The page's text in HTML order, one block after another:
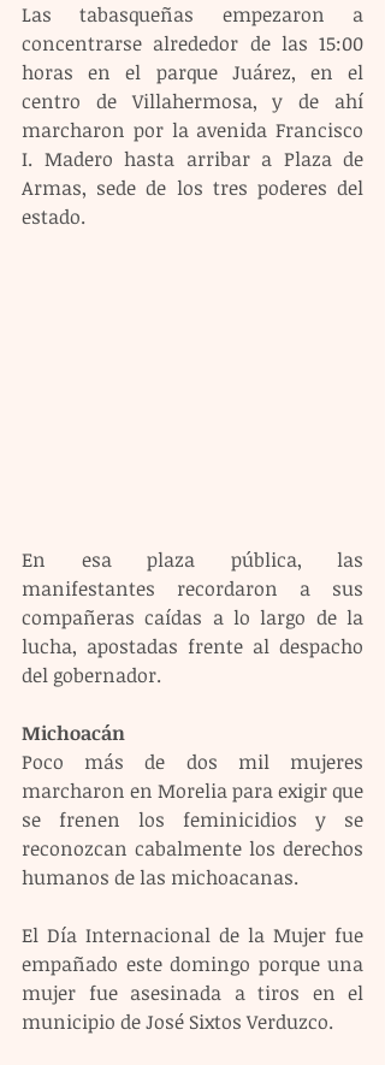
Las tabasqueñas empezaron a
concentrarse alrededor de las 15:00
horas en el parque Juárez, en el
centro de Villahermosa, y de ahí
marcharon por la avenida Francisco
I. Madero hasta arribar a Plaza de
Armas, sede de los tres poderes del
estado.
En esa plaza pública, las
manifestantes recordaron a sus
compañeras caídas a lo largo de la
lucha, apostadas frente al despacho
del gobernador.
Michoacán
Poco más de dos mil mujeres
marcharon en Morelia para exigir que
se frenen los feminicidios y se
reconozcan cabalmente los derechos
humanos de las michoacanas.
El Día Internacional de la Mujer fue
empañado este domingo porque una
mujer fue asesinada a tiros en el
municipio de José Sixtos Verduzco.